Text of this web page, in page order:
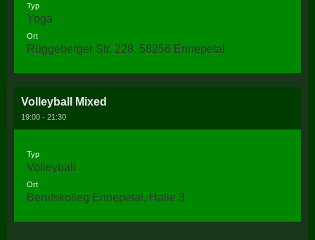
Typ
Yoga
Ort
Rüggeberger Str. 228, 58256 Ennepetal
Volleyball Mixed
19:00 - 21:30
Typ
Volleyball
Ort
Berufskolleg Ennepetal, Halle 3